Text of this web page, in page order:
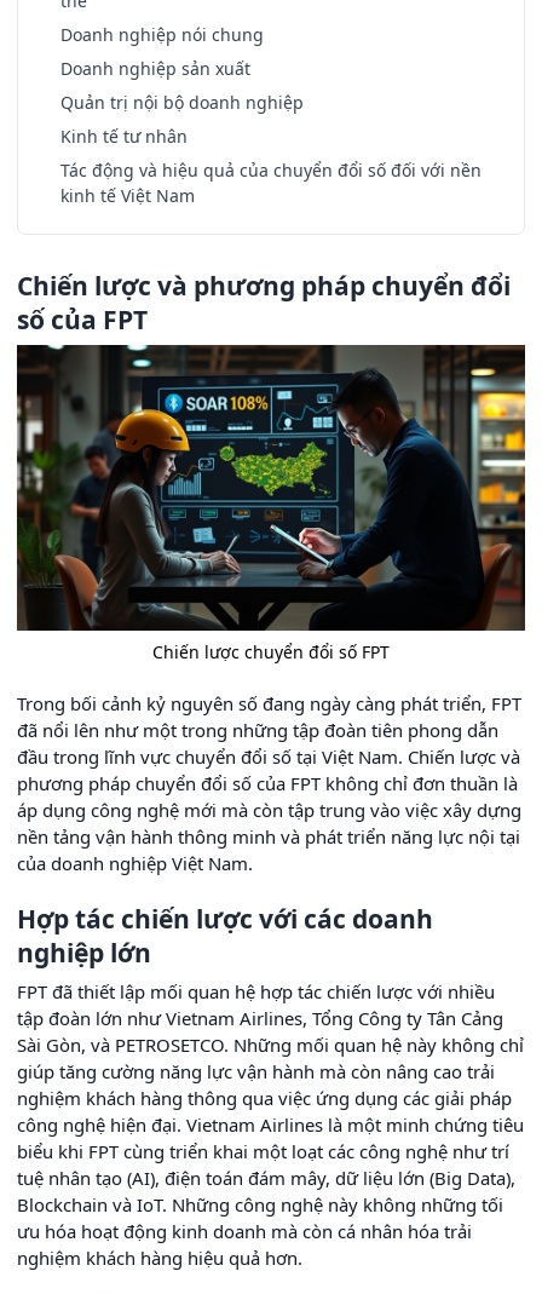
Doanh nghiệp nói chung
Doanh nghiệp sản xuất
Quản trị nội bộ doanh nghiệp
Kinh tế tư nhân
Tác động và hiệu quả của chuyển đổi số đối với nền
kinh tế Việt Nam
Chiến lược và phương pháp chuyển đổi
số của FPT
Chiến lược chuyển đổi số FPT
Trong bối cảnh kỷ nguyên số đang ngày càng phát triển, FPT
đã nổi lên như một trong những tập đoàn tiên phong dẫn
đầu trong lĩnh vực chuyển đổi số tại Việt Nam. Chiến lược và
phương pháp chuyển đổi số của FPT không chỉ đơn thuần là
áp dụng công nghệ mới mà còn tập trung vào việc xây dựng
nền tảng vận hành thông minh và phát triển năng lực nội tại
của doanh nghiệp Việt Nam.
Hợp tác chiến lược với các doanh
nghiệp lớn
FPT đã thiết lập mối quan hệ hợp tác chiến lược với nhiều
tập đoàn lớn như Vietnam Airlines, Tổng Công ty Tân Cảng
Sài Gòn, và PETROSETCO. Những mối quan hệ này không chỉ
giúp tăng cường năng lực vận hành mà còn nâng cao trải
nghiệm khách hàng thông qua việc ứng dụng các giải pháp
công nghệ hiện đại. Vietnam Airlines là một minh chứng tiêu
biểu khi FPT cùng triển khai một loạt các công nghệ như trí
tuệ nhân tạo (AI), điện toán đám mây, dữ liệu lớn (Big Data),
Blockchain và IoT. Những công nghệ này không những tối
ưu hóa hoạt động kinh doanh mà còn cá nhân hóa trải
nghiệm khách hàng hiệu quả hơn.